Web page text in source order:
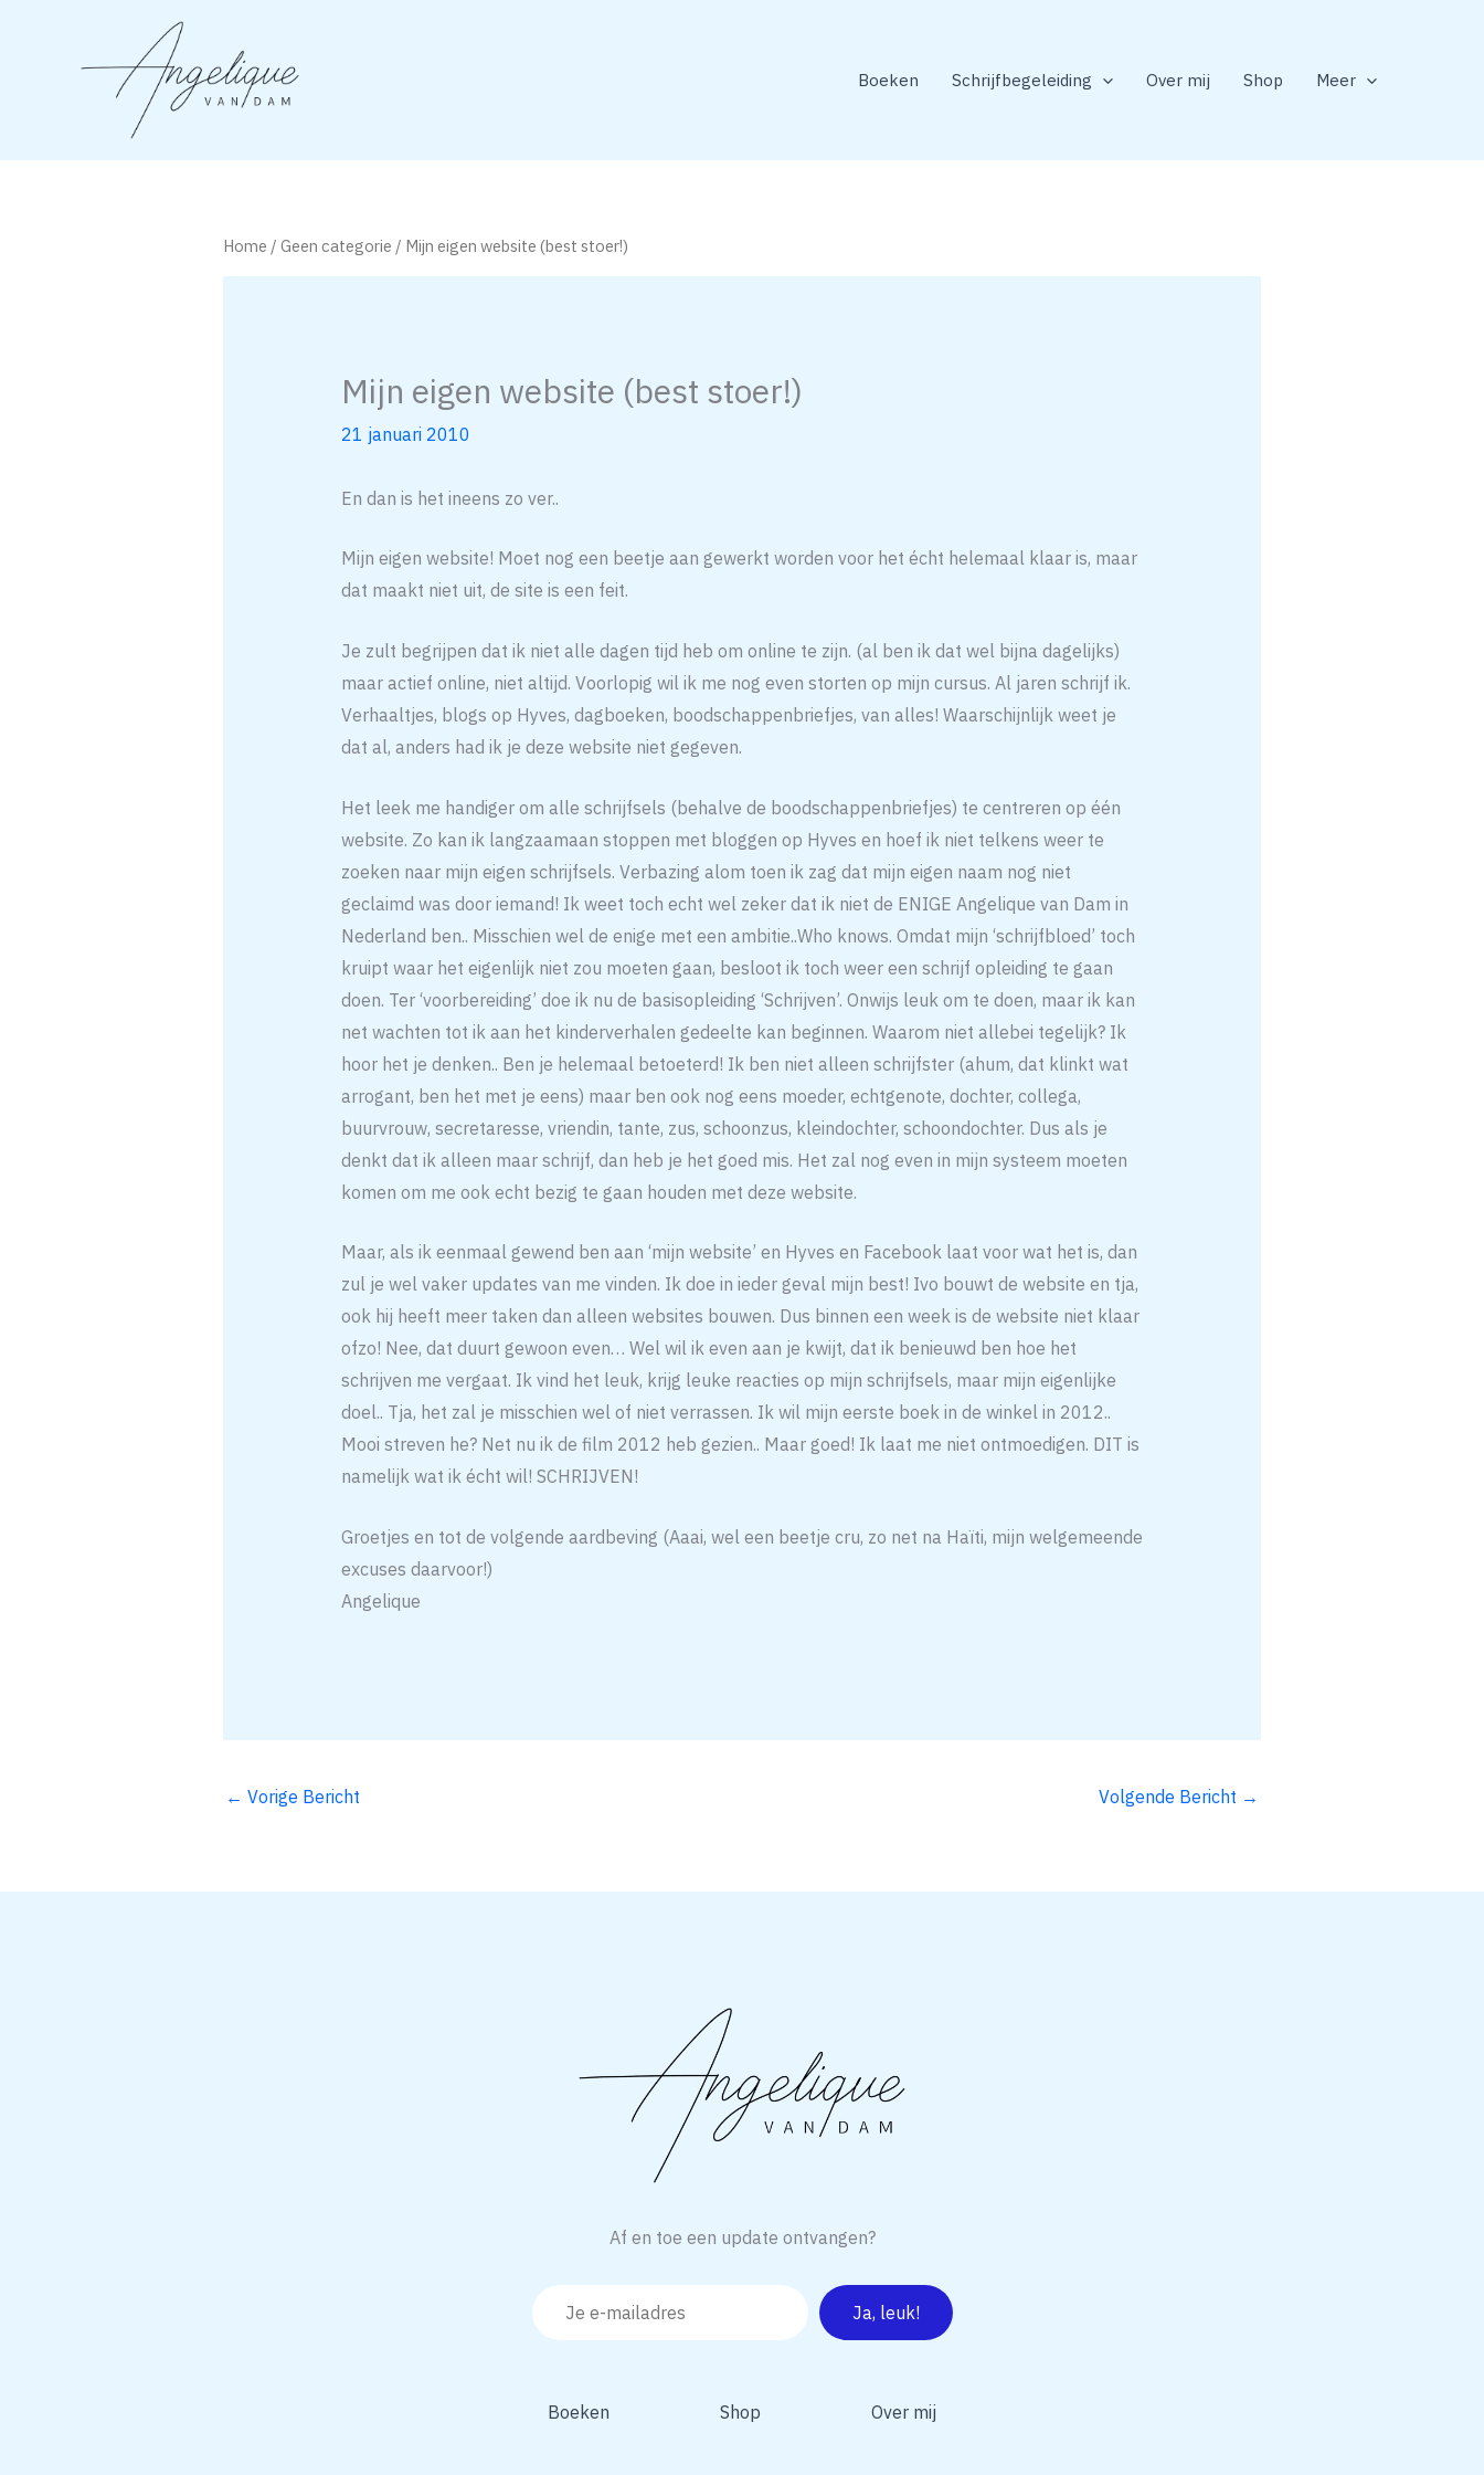
Boeken Schrijfbegeleiding Over mij Shop Meer
Home / Geen categorie / Mijn eigen website (best stoer!)
Mijn eigen website (best stoer!)
21 januari 2010
En dan is het ineens zo ver..
Mijn eigen website! Moet nog een beetje aan gewerkt worden voor het écht helemaal klaar is, maar
dat maakt niet uit, de site is een feit.
Je zult begrijpen dat ik niet alle dagen tijd heb om online te zijn. (al ben ik dat wel bijna dagelijks)
maar actief online, niet altijd. Voorlopig wil ik me nog even storten op mijn cursus. Al jaren schrijf ik.
Verhaaltjes, blogs op Hyves, dagboeken, boodschappenbriefjes, van alles! Waarschijnlijk weet je
dat al, anders had ik je deze website niet gegeven.
Het leek me handiger om alle schrijfsels (behalve de boodschappenbriefjes) te centreren op één
website. Zo kan ik langzaamaan stoppen met bloggen op Hyves en hoef ik niet telkens weer te
zoeken naar mijn eigen schrijfsels. Verbazing alom toen ik zag dat mijn eigen naam nog niet
geclaimd was door iemand! Ik weet toch echt wel zeker dat ik niet de ENIGE Angelique van Dam in
Nederland ben.. Misschien wel de enige met een ambitie..Who knows. Omdat mijn ‘schrijfbloed’ toch
kruipt waar het eigenlijk niet zou moeten gaan, besloot ik toch weer een schrijf opleiding te gaan
doen. Ter ‘voorbereiding’ doe ik nu de basisopleiding ‘Schrijven’. Onwijs leuk om te doen, maar ik kan
net wachten tot ik aan het kinderverhalen gedeelte kan beginnen. Waarom niet allebei tegelijk? Ik
hoor het je denken.. Ben je helemaal betoeterd! Ik ben niet alleen schrijfster (ahum, dat klinkt wat
arrogant, ben het met je eens) maar ben ook nog eens moeder, echtgenote, dochter, collega,
buurvrouw, secretaresse, vriendin, tante, zus, schoonzus, kleindochter, schoondochter. Dus als je
denkt dat ik alleen maar schrijf, dan heb je het goed mis. Het zal nog even in mijn systeem moeten
komen om me ook echt bezig te gaan houden met deze website.
Maar, als ik eenmaal gewend ben aan ‘mijn website’ en Hyves en Facebook laat voor wat het is, dan
zul je wel vaker updates van me vinden. Ik doe in ieder geval mijn best! Ivo bouwt de website en tja,
ook hij heeft meer taken dan alleen websites bouwen. Dus binnen een week is de website niet klaar
ofzo! Nee, dat duurt gewoon even… Wel wil ik even aan je kwijt, dat ik benieuwd ben hoe het
schrijven me vergaat. Ik vind het leuk, krijg leuke reacties op mijn schrijfsels, maar mijn eigenlijke
doel.. Tja, het zal je misschien wel of niet verrassen. Ik wil mijn eerste boek in de winkel in 2012..
Mooi streven he? Net nu ik de film 2012 heb gezien.. Maar goed! Ik laat me niet ontmoedigen. DIT is
namelijk wat ik écht wil! SCHRIJVEN!
Groetjes en tot de volgende aardbeving (Aaai, wel een beetje cru, zo net na Haïti, mijn welgemeende
excuses daarvoor!)
Angelique
← Vorige Bericht Volgende Bericht →
Af en toe een update ontvangen?
Boeken Shop Over mij